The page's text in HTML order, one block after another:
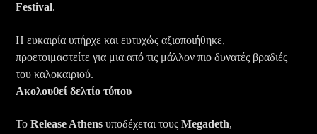
Festival.
Η ευκαιρία υπήρχε και ευτυχώς αξιοποιήθηκε,
προετοιμαστείτε για μια από τις μάλλον πιο δυνατές βραδιές
του καλοκαιριού.
Ακολουθεί δελτίο τύπου
ΤοRelease Athensυποδέχεται τουςMegadeth,